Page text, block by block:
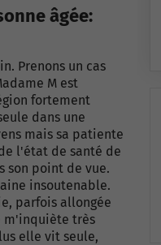
âgée:
Prenons un cas
M est
fortement
dans une
mais sa patiente
l'état de santé de
son point de vue.
insoutenable.
parfois allongée
m'inquiète très
elle vit seule,